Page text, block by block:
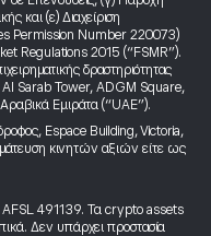
και (ε) Διαχείριση
Permission Number 220073)
Regulations 2015 (“FSMR”).
δραστηριότητας
Al Sarab Tower, ADGM Square,
Εμιράτα (“UAE”).
Espace Building, Victoria,
κινητών αξιών είτε ως
491139. Τα crypto assets
Δεν υπάρχει προστασία